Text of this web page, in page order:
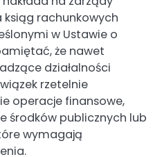
rachunkowych
w Ustawie o
że nawet
działalności
rzetelnie
operacje finansowe,
środków publicznych lub
wymagają